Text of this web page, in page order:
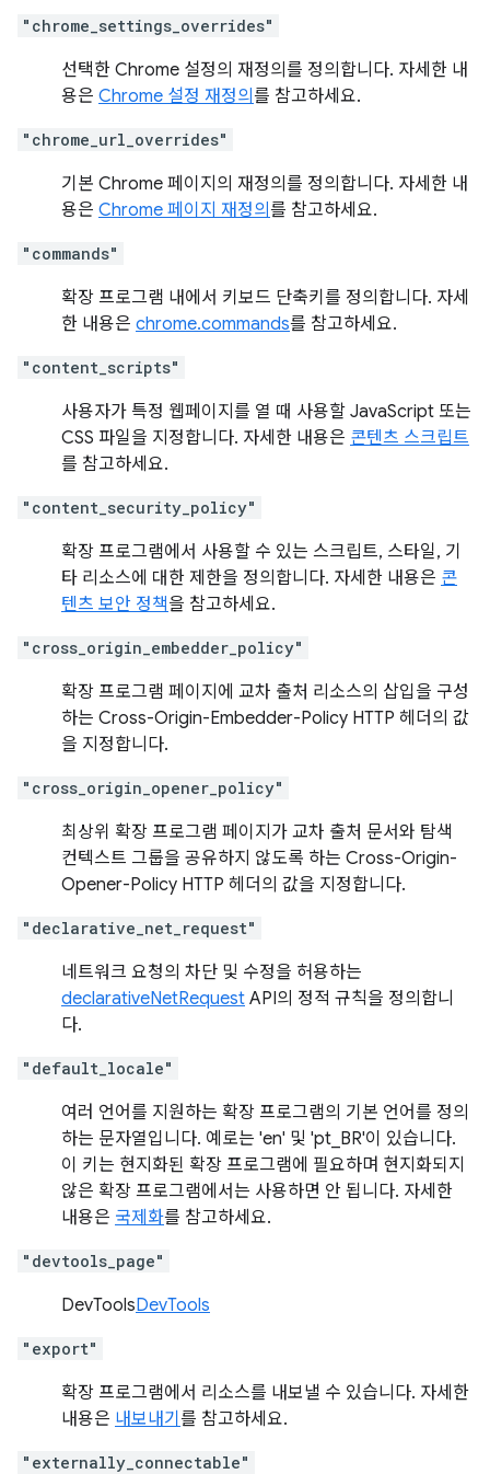
"chrome_settings_overrides"
선택한 Chrome 설정의 재정의를 정의합니다. 자세한 내
용은 Chrome 설정 재정의 를 참고하세요.
"chrome_url_overrides"
기본 Chrome 페이지의 재정의를 정의합니다. 자세한 내
용은 Chrome 페이지 재정의 를 참고하세요.
"commands"
확장 프로그램 내에서 키보드 단축키를 정의합니다. 자세
한 내용은 chrome.commands를 참고하세요.
"content_scripts"
사용자가 특정 웹페이지를 열 때 사용할 JavaScript 또는
CSS 파일을 지정합니다. 자세한 내용은 콘텐츠 스크립트
를 참고하세요.
"content_security_policy"
확장 프로그램에서 사용할 수 있는 스크립트, 스타일, 기
타 리소스에 대한 제한을 정의합니다. 자세한 내용은 콘
텐츠 보안 정책을 참고하세요.
"cross_origin_embedder_policy"
확장 프로그램 페이지에 교차 출처 리소스의 삽입을 구성
하는 Cross-Origin-Embedder-Policy HTTP 헤더의 값
을 지정합니다.
"cross_origin_opener_policy"
최상위 확장 프로그램 페이지가 교차 출처 문서와 탐색
컨텍스트 그룹을 공유하지 않도록 하는 Cross-Origin-
Opener-Policy HTTP 헤더의 값을 지정합니다.
"declarative_net_request"
네트워크 요청의 차단 및 수정을 허용하는
declarativeNetRequest API의 정적 규칙을 정의합니
다.
"default_locale"
여러 언어를 지원하는 확장 프로그램의 기본 언어를 정의
하는 문자열입니다. 예로는 'en' 및 'pt_BR'이 있습니다.
이 키는 현지화된 확장 프로그램에 필요하며 현지화되지
않은 확장 프로그램에서는 사용하면 안 됩니다. 자세한
내용은 국제화를 참고하세요.
"devtools_page"
DevToolsDevTools
"export"
확장 프로그램에서 리소스를 내보낼 수 있습니다. 자세한
내용은 내보내기 를 참고하세요.
"externally_connectable"